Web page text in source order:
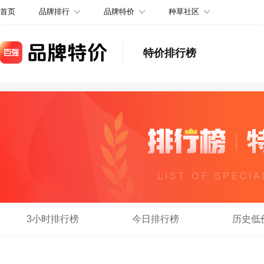
首页 品牌排行 品牌特价 种草社区
特价排行榜
3小时排行榜 今日排行榜 历史低